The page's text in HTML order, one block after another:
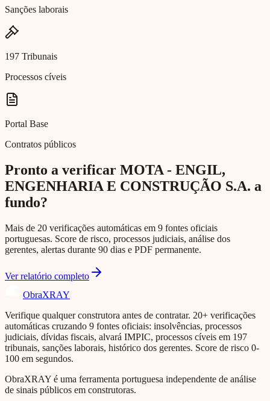
Sanções laborais
197 Tribunais
Processos cíveis
Portal Base
Contratos públicos
Pronto a verificar MOTA - ENGIL,
ENGENHARIA E CONSTRUÇÃO S.A. a
fundo?
Mais de 20 verificações automáticas em 9 fontes oficiais
portuguesas. Score de risco, processos judiciais, análise dos
gerentes, alertas durante 90 dias e PDF permanente.
Ver relatório completo
ObraXRAY
Verifique qualquer construtora antes de contratar. 20+ verificações
automáticas cruzando 9 fontes oficiais: insolvências, processos
judiciais, dívidas fiscais, alvará IMPIC, processos cíveis em 197
tribunais, sanções laborais, histórico dos gerentes. Score de risco 0-
100 em segundos.
ObraXRAY é uma ferramenta portuguesa independente de análise
de sinais públicos em construtoras.